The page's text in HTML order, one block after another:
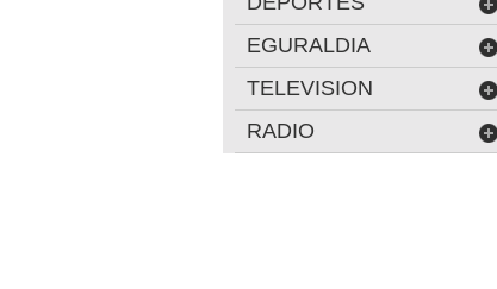
EGURALDIA
TELEVISION
RADIO